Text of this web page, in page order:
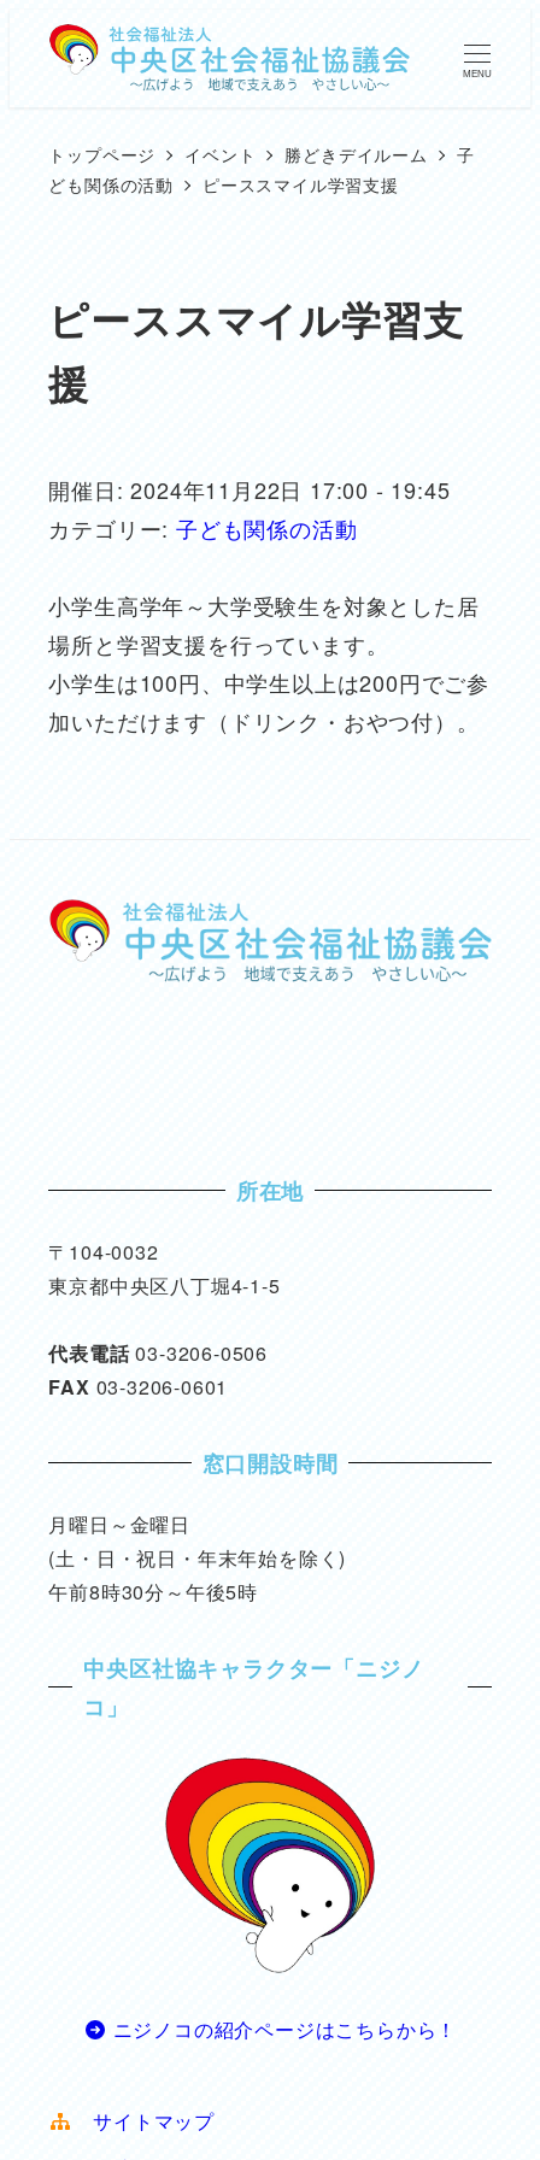
MENU
トップページ イベント 勝どきデイルーム
子
ども関係の活動
ピーススマイル学習支援
ピーススマイル学習支
援
開催日: 2024年11月22日 17:00 - 19:45
カテゴリー: 子ども関係の活動
小学生高学年～大学受験生を対象とした居
場所と学習支援を行っています。
小学生は100円、中学生以上は200円でご参
加いただけます（ドリンク・おやつ付）。
所在地
〒104-0032
東京都中央区八丁堀4-1-5
代表電話03-3206-0506
FAX 03-3206-0601
窓口開設時間
月曜日～金曜日
(土・日・祝日・年末年始を除く)
午前8時30分～午後5時
中央区社協キャラクター「ニジノ
コ」
ニジノコの紹介ページはこちらから！
サイトマップ